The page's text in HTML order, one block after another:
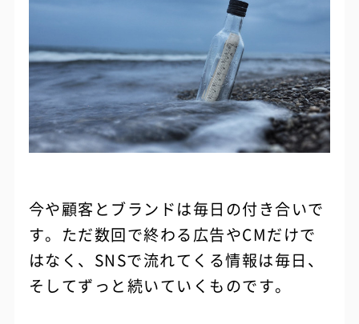
今や顧客とブランドは毎日の付き合いで
す。ただ数回で終わる広告やCMだけで
はなく、SNSで流れてくる情報は毎日、
そしてずっと続いていくものです。